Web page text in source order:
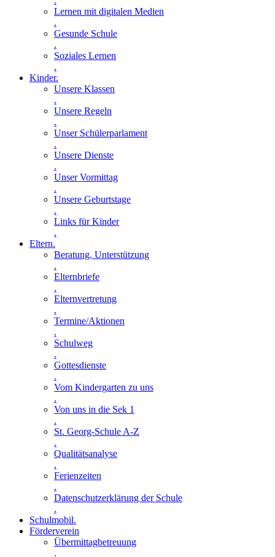
Lernen mit digitalen Medien
.
Gesunde Schule
.
Soziales Lernen
.
Kinder.
Unsere Klassen
.
Unsere Regeln
.
Unser Schülerparlament
.
Unsere Dienste
.
Unser Vormittag
.
Unsere Geburtstage
.
Links für Kinder
.
Eltern.
Beratung, Unterstützung
.
Elternbriefe
.
Elternvertretung
.
Termine/Aktionen
.
Schulweg
.
Gottesdienste
.
Vom Kindergarten zu uns
.
Von uns in die Sek 1
.
St. Georg-Schule A-Z
.
Qualitätsanalyse
.
Ferienzeiten
.
Datenschutzerklärung der Schule
.
Schulmobil.
Förderverein
Übermittagbetreuung
.